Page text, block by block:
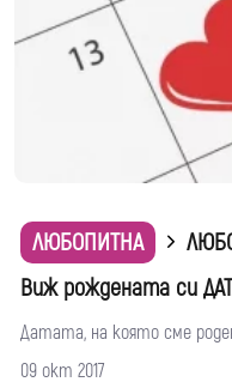
ЛЮБОПИТНА
Виж рождената си
Датата, на която сме
09 окт 2017